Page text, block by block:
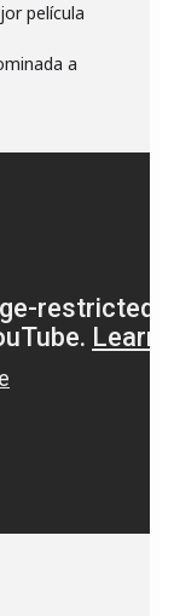
película
a